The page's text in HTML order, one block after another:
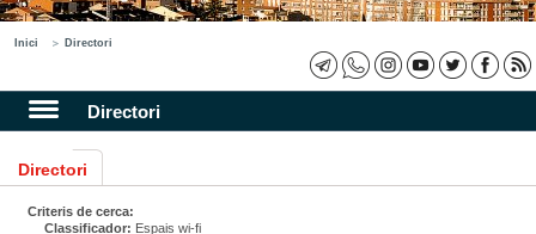
Inici Directori
Directori
Directori
Criteris de cerca:
Classificador: Espais wi-fi